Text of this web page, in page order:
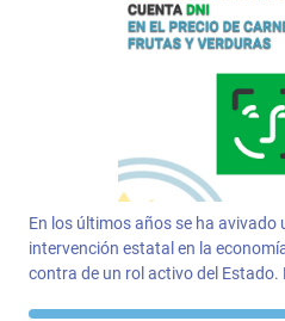
En los últimos años se ha avivado
intervención estatal en la
contra de un rol activo del Estado.